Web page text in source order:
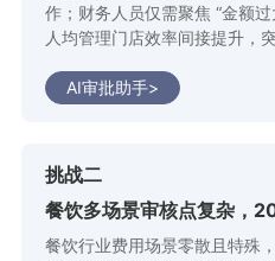
作；财务人员仅需聚焦 “金额
人均管理门店效率间接提升，突
AI审批助手>
挑战二
餐饮多场景审核点复杂，
餐饮行业费用场景零散且特殊